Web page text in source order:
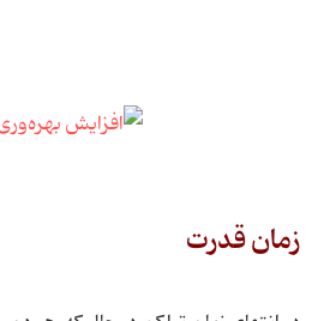
زمان قدرت